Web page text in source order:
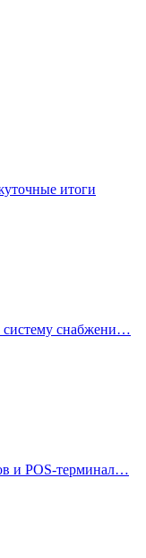
итоги
систему снабжени…
и POS-терминал…